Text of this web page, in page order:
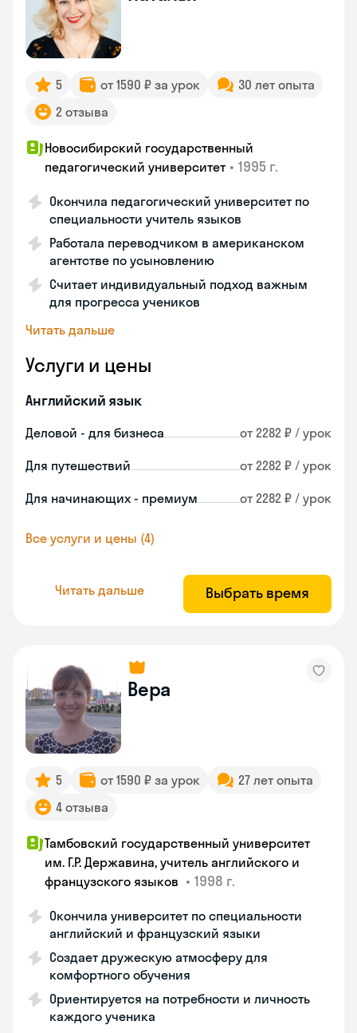
5 от 1590 ₽ за урок
30 лет опыта
2 отзыва
Новосибирский государственный
педагогический университет • 1995 г.
Окончила педагогический университет по
специальности учитель языков
Работала переводчиком в американском
агентстве по усыновлению
Считает индивидуальный подход важным
для прогресса учеников
Читать дальше
Услуги и цены
Английский язык
Деловой - для бизнеса от 2282 ₽ / урок
Для путешествий от 2282 ₽ / урок
Для начинающих - премиум от 2282 ₽ / урок
Все услуги и цены (4)
Читать дальше Выбрать время
Вера
5 от 1590 ₽ за урок
27 лет опыта
4 отзыва
Тамбовский государственный университет
им. Г.Р. Державина, учитель английского и
французского языков • 1998 г.
Окончила университет по специальности
английский и французский языки
Создает дружескую атмосферу для
комфортного обучения
Ориентируется на потребности и личность
каждого ученика